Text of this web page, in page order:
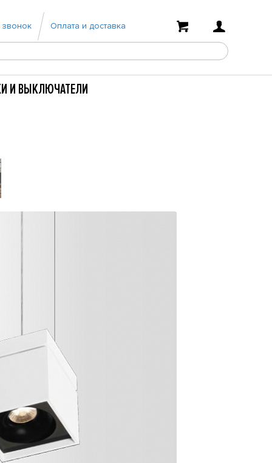
звонок Оплата и доставка
И ВЫКЛЮЧАТЕЛИ